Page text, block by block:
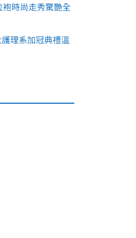
時尚走秀驚艷全
理系加冠典禮溫